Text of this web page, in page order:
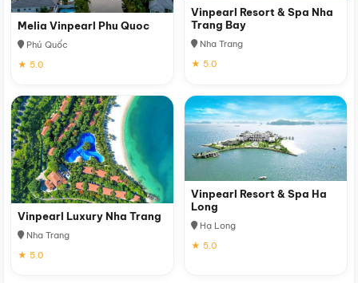
Melia Vinpearl Phu Quoc
Phú Quốc
★ 5.0
Vinpearl Resort & Spa Nha
Trang Bay
Nha Trang
★ 5.0
Vinpearl Luxury Nha Trang
Nha Trang
★ 5.0
Vinpearl Resort & Spa Ha
Long
Hạ Long
★ 5.0